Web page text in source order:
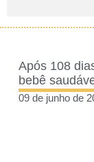
Após 108
bebê
09 de junho de